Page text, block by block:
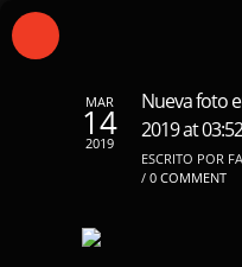
MAR
14
2019
Nueva foto
2019 at
ESCRITO POR
/ 0 COMMENT